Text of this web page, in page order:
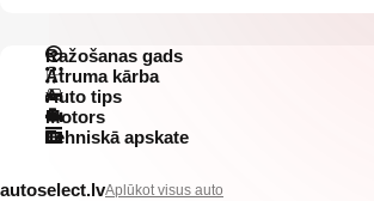
Ražošanas gads
Ātruma kārba
Auto tips
Motors
Tehniskā apskate
autoselect.lvAplūkot visus auto